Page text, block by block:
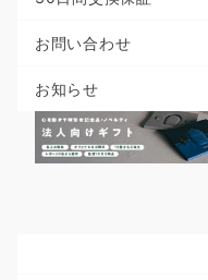
お問い合わせ
お知らせ